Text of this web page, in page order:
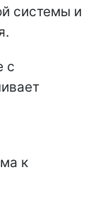
системы и
с
к